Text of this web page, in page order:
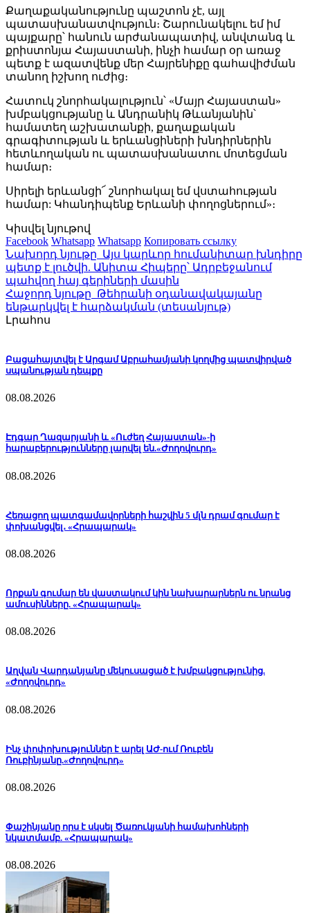
Քաղաքականությունը պաշտոն չէ, այլ
պատասխանատվություն։ Շարունակելու եմ իմ
պայքարը՝ հանուն արժանապատիվ, անվտանգ և
քրիստոնյա Հայաստանի, ինչի համար օր առաջ
պետք է ազատվենք մեր Հայրենիքը գահավիժման
տանող իշխող ուժից։
Հատուկ շնորհակալություն՝ «Մայր Հայաստան»
խմբակցությանը և Անդրանիկ Թևանյանին՝
համատեղ աշխատանքի, քաղաքական
գրագիտության և երևանցիների խնդիրներին
հետևողական ու պատասխանատու մոտեցման
համար։
Սիրելի երևանցի՜ շնորհակալ եմ վստահության
համար: Կհանդիպենք Երևանի փողոցներում»։
Կիսվել նյութով
Facebook Whatsapp Whatsapp Копировать ссылку
Նախորդ նյութը Այս կարևոր հումանիտար խնդիրը
պետք է լուծվի. Անիտա Հիպերը՝ Ադրբեջանում
պահվող հայ գերիների մասին
Հաջորդ նյութը Թեհրանի օդանավակայանը
ենթարկվել է հարձակման (տեսանյութ)
Լրահոս
Բացահայտվել է Արգամ Աբրահամյանի կողմից պատվիրված
սպանության դեպքը
08.08.2026
Էդգար Ղազարյանի և «Ուժեղ Հայաստան»-ի
հարաբերությունները լարվել են.«Ժողովուրդ»
08.08.2026
Հեռացող պատգամավորների հաշվին 5 մլն դրամ գումար է
փոխանցվել․ «Հրապարակ»
08.08.2026
Որքան գումար են վաստակում կին նախարարներն ու նրանց
ամուսինները. «Հրապարակ»
08.08.2026
Աղվան Վարդանյանը մեկուսացած է խմբակցությունից.
«Ժողովուրդ»
08.08.2026
Ինչ փոփոխություններ է արել ԱԺ-ում Ռուբեն
Ռուբինյանը.«Ժողովուրդ»
08.08.2026
Փաշինյանը որս է սկսել Ծառուկյանի համախոհների
նկատմամբ. «Հրապարակ»
08.08.2026